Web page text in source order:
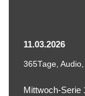
11.03.2026
365Tage Audio
Mittwoch-Serie